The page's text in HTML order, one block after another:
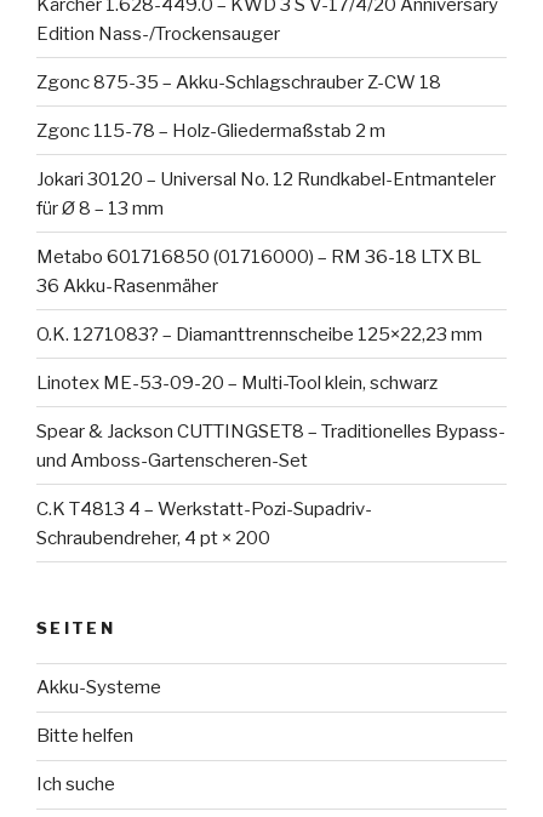
Kärcher 1.628-449.0 – KWD 3 S V-17/4/20 Anniversary
Edition Nass-/Trockensauger
Zgonc 875-35 – Akku-Schlagschrauber Z-CW 18
Zgonc 115-78 – Holz-Gliedermaßstab 2 m
Jokari 30120 – Universal No. 12 Rundkabel-Entmanteler
für Ø 8 – 13 mm
Metabo 601716850 (01716000) – RM 36-18 LTX BL
36 Akku-Rasenmäher
O.K. 1271083? – Diamanttrennscheibe 125×22,23 mm
Linotex ME-53-09-20 – Multi-Tool klein, schwarz
Spear & Jackson CUTTINGSET8 – Traditionelles Bypass-
und Amboss-Gartenscheren-Set
C.K T4813 4 – Werkstatt-Pozi-Supadriv-
Schraubendreher, 4 pt × 200
SEITEN
Akku-Systeme
Bitte helfen
Ich suche